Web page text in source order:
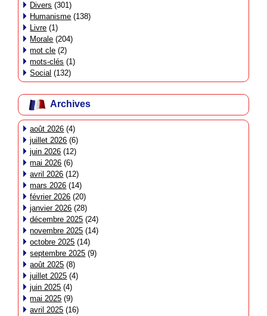
Divers (301)
Humanisme (138)
Livre (1)
Morale (204)
mot cle (2)
mots-clés (1)
Social (132)
Archives
août 2026 (4)
juillet 2026 (6)
juin 2026 (12)
mai 2026 (6)
avril 2026 (12)
mars 2026 (14)
février 2026 (20)
janvier 2026 (28)
décembre 2025 (24)
novembre 2025 (14)
octobre 2025 (14)
septembre 2025 (9)
août 2025 (8)
juillet 2025 (4)
juin 2025 (4)
mai 2025 (9)
avril 2025 (16)